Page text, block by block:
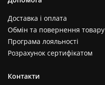
Доставка і оплата
Обмін та повернення товару
Програма лояльності
Розрахунок сертифікатом
Контакти